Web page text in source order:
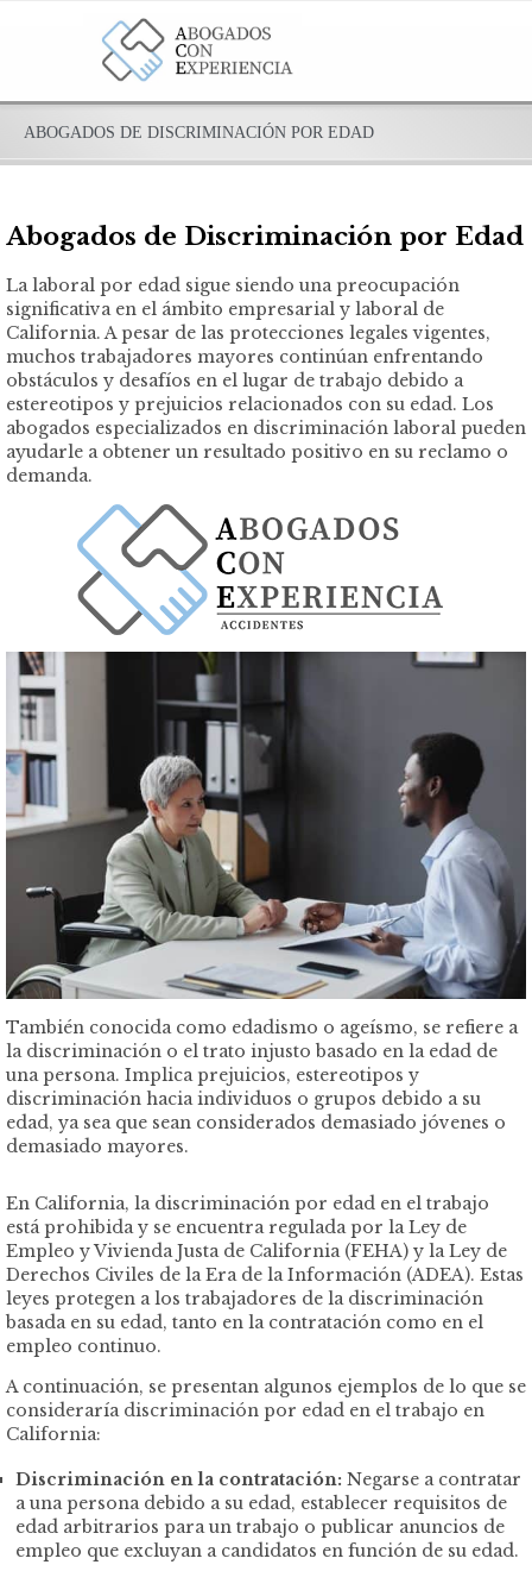
ABOGADOS DE DISCRIMINACIÓN POR EDAD
Abogados de Discriminación por Edad
La laboral por edad sigue siendo una preocupación
significativa en el ámbito empresarial y laboral de
California. A pesar de las protecciones legales vigentes,
muchos trabajadores mayores continúan enfrentando
obstáculos y desafíos en el lugar de trabajo debido a
estereotipos y prejuicios relacionados con su edad. Los
abogados especializados en discriminación laboral pueden
ayudarle a obtener un resultado positivo en su reclamo o
demanda.
También conocida como edadismo o ageísmo, se refiere a
la discriminación o el trato injusto basado en la edad de
una persona. Implica prejuicios, estereotipos y
discriminación hacia individuos o grupos debido a su
edad, ya sea que sean considerados demasiado jóvenes o
demasiado mayores.
En California, la discriminación por edad en el trabajo
está prohibida y se encuentra regulada por la Ley de
Empleo y Vivienda Justa de California (FEHA) y la Ley de
Derechos Civiles de la Era de la Información (ADEA). Estas
leyes protegen a los trabajadores de la discriminación
basada en su edad, tanto en la contratación como en el
empleo continuo.
A continuación, se presentan algunos ejemplos de lo que se
consideraría discriminación por edad en el trabajo en
California:
Discriminación en la contratación: Negarse a contratar
a una persona debido a su edad, establecer requisitos de
edad arbitrarios para un trabajo o publicar anuncios de
empleo que excluyan a candidatos en función de su edad.